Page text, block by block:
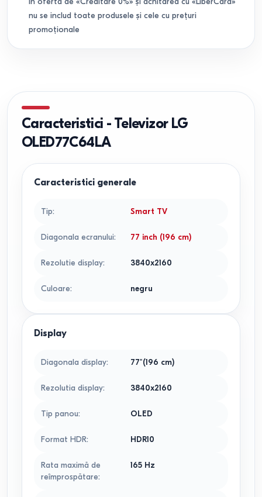
nu se includ toate produsele și cele cu prețuri
promoționale
Caracteristici - Televizor LG
OLED77C64LA
Caracteristici generale
Tip: Smart TV
Diagonala ecranului: 77 inch (196 cm)
Rezolutie display: 3840x2160
Culoare: negru
Display
Diagonala display: 77"(196 cm)
Rezolutia display: 3840x2160
Tip panou: OLED
Format HDR: HDR10
Rata maximă de
reîmprospătare:
165Hz